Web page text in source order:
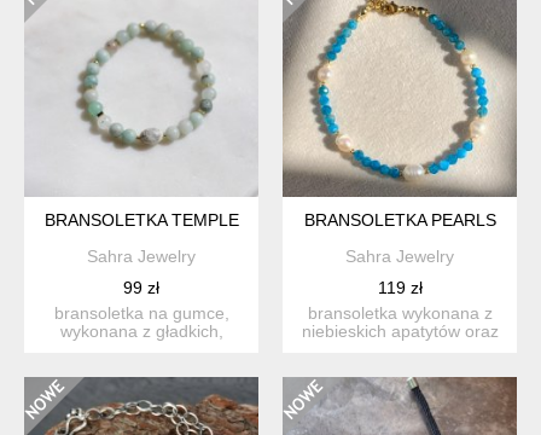
BRANSOLETKA TEMPLE
Sahra Jewelry
99 zł
bransoletka na gumce,
wykonana z gładkich,
BRANSOLETKA PEARLS
Sahra Jewelry
119 zł
bransoletka wykonana z
niebieskich apatytów oraz